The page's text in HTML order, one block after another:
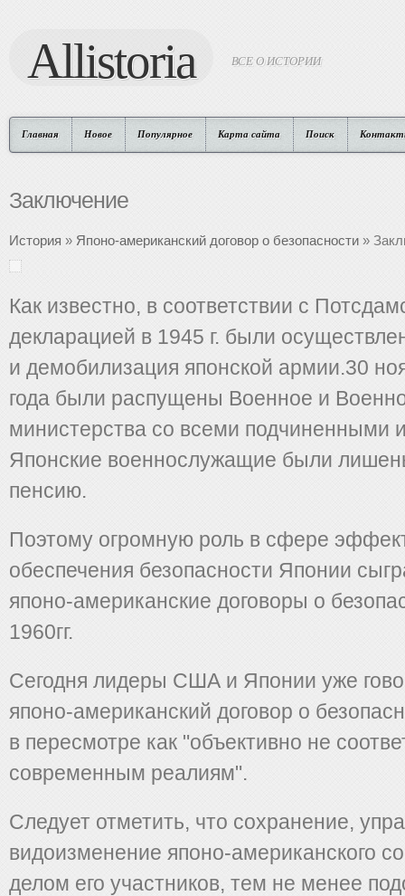
Allistoria ВСЕ О ИСТОРИИ
Главная Новое Популярное Карта сайта Поиск
Заключение
История » Японо-американский договор о безопасности »
Как известно, в соответствии с
декларацией в 1945 г. были
и демобилизация японской армии.30
года были распущены Военное и
министерства со всеми подчиненными
Японские военнослужащие были
пенсию.
Поэтому огромную роль в сфере
обеспечения безопасности Японии
японо-американские договоры о
1960гг.
Сегодня лидеры США и Японии уже
японо-американский договор о
в пересмотре как "объективно не
современным реалиям".
Следует отметить, что сохранение,
видоизменение японо-американского
делом его участников, тем не менее